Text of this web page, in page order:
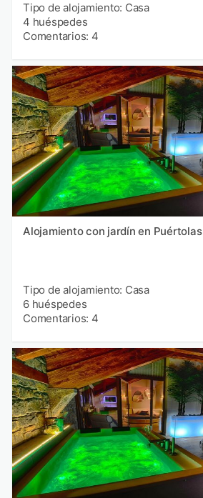
Tipo de alojamiento: Casa
4 huéspedes
Comentarios: 4
Alojamiento con jardín en Puértolas
Tipo de alojamiento: Casa
6 huéspedes
Comentarios: 4